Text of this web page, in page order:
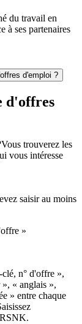
du travail en
à ses partenaires
d'emploi ?
d'offres
Vous trouverez les
vous intéresse
saisir au moins
»
n° d'offre »,
« anglais »,
» entre chaque